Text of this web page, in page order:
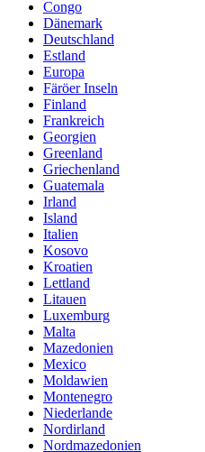
Congo
Dänemark
Deutschland
Estland
Europa
Färöer Inseln
Finland
Frankreich
Georgien
Greenland
Griechenland
Guatemala
Irland
Island
Italien
Kosovo
Kroatien
Lettland
Litauen
Luxemburg
Malta
Mazedonien
Mexico
Moldawien
Montenegro
Niederlande
Nordirland
Nordmazedonien